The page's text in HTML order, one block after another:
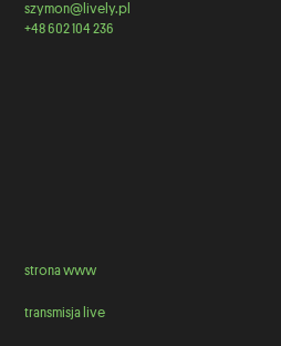
szymon@lively.pl
+48 602 104 236
strona www
transmisja live